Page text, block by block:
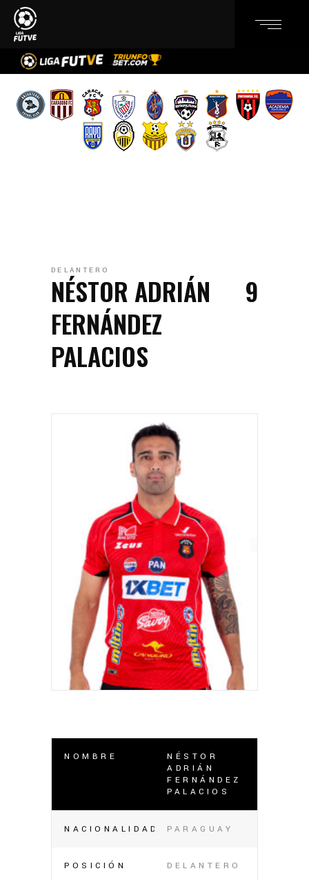
DELANTERO
9
NÉSTOR ADRIÁN
FERNÁNDEZ
PALACIOS
NOMBRE
NÉSTOR
ADRIÁN
FERNÁNDEZ
PALACIOS
NACIONALIDAD PARAGUAY
POSICIÓN DELANTERO